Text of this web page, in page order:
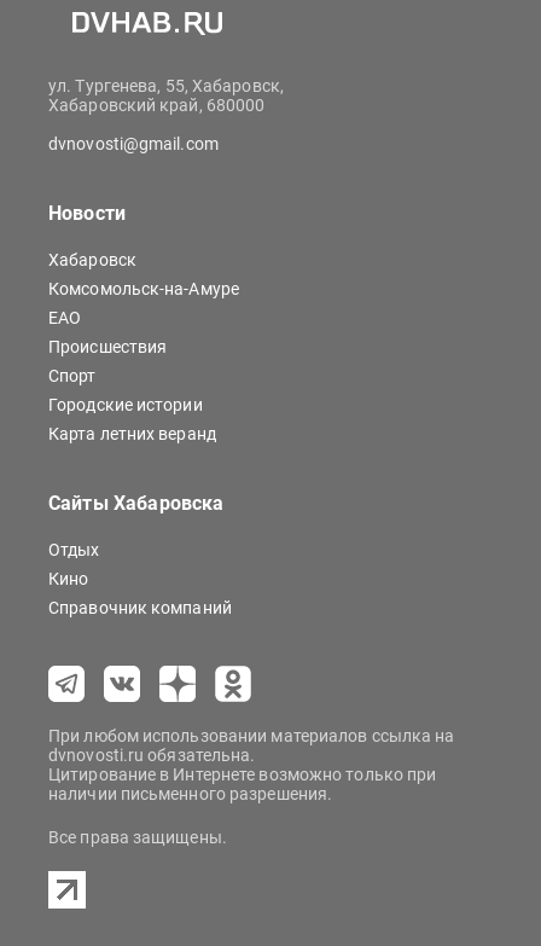
ул. Тургенева, 55, Хабаровск,
Хабаровский край, 680000
dvnovosti@gmail.com
Новости
Хабаровск
Комсомольск-на-Амуре
ЕАО
Происшествия
Спорт
Городские истории
Карта летних веранд
Сайты Хабаровска
Отдых
Кино
Справочник компаний
При любом использовании материалов ссылка на
dvnovosti.ru обязательна.
Цитирование в Интернете возможно только при
наличии письменного разрешения.
Все права защищены.